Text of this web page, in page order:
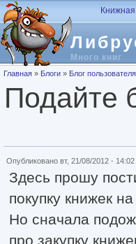
Перейти к основному содержанию
Много книг
Вы здесь
Главная » Блоги » Блог
Подайте
Опубликовано вт, 21/08/2012 -
Здесь прошу
покупку книжек
Но сначала
про закупку